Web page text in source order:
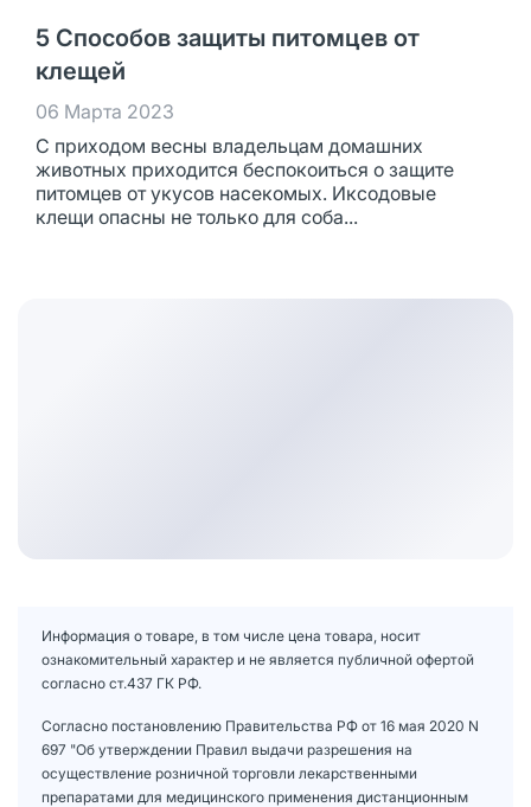
5 Способов защиты питомцев от
клещей
06 Марта 2023
С приходом весны владельцам домашних
животных приходится беспокоиться о защите
питомцев от укусов насекомых. Иксодовые
клещи опасны не только для соба...
Информация о товаре, в том числе цена товара, носит
ознакомительный характер и не является публичной офертой
согласно ст.437 ГК РФ.
Согласно постановлению Правительства РФ от 16 мая 2020 N
697 "Об утверждении Правил выдачи разрешения на
осуществление розничной торговли лекарственными
препаратами для медицинского применения дистанционным